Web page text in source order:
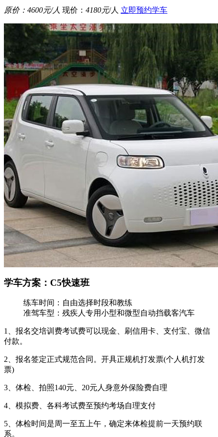
原价： 4600元/人 现价： 4180元/人 立即预约学车
学车方案：C5快速班
练车时间： 自由选择时段和教练
准驾车型： 残疾人专用小型和微型自动挡载客汽车
1、报名交培训费考试费可以现金、刷信用卡、支付宝、微信
付款。
2、报名签定正式规范合同。开具正规机打发票(个人机打发
票)
3、体检、拍照140元、20元人身意外保险费自理
4、模拟费、各科考试费至预约考场自理支付
5、体检时间是周一至五上午，确定来体检提前一天预约联
系。